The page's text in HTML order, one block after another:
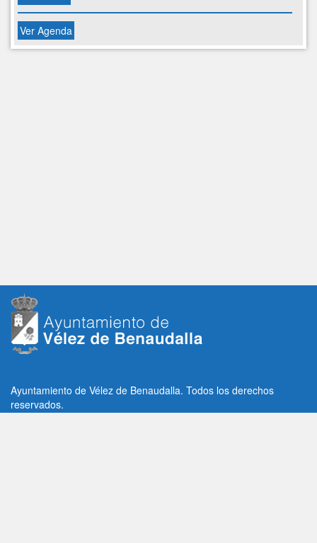
Ver Agenda
Ayuntamiento de Vélez de Benaudalla. Todos los derechos
reservados.